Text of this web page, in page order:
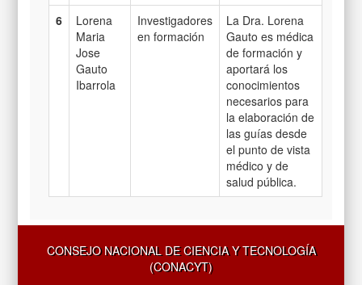
6
Lorena
Maria
Jose
Gauto
Ibarrola
Investigadores
en formación
La Dra. Lorena
Gauto es médica
de formación y
aportará los
conocimientos
necesarios para
la elaboración de
las guías desde
el punto de vista
médico y de
salud pública.
CONSEJO NACIONAL DE CIENCIA Y TECNOLOGÍA
(CONACYT)